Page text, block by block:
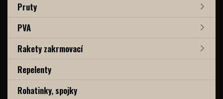
Pruty
PVA
Rakety zakrmovací
Repelenty
Rohatinky, spojky